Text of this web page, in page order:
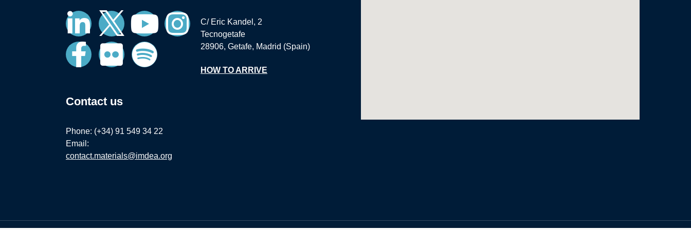
Contact us
Phone: (+34) 91 549 34 22
Email:
contact.materials@imdea.org
C/ Eric Kandel, 2
Tecnogetafe
28906, Getafe, Madrid (Spain)
HOW TO ARRIVE